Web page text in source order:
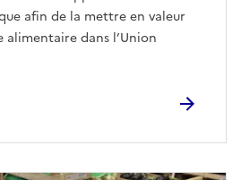
afin de la mettre en valeur
alimentaire dans l’Union